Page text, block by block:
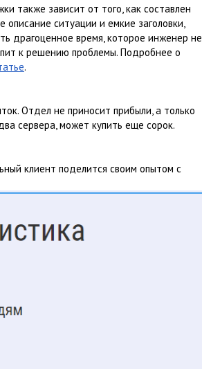
также зависит от того, как составлен
ситуации и емкие заголовки,
драгоценное время, которое инженер не
к решению проблемы. Подробнее о
.
Отдел не приносит прибыли, а только
сервера, может купить еще сорок.
клиент поделится своим опытом с